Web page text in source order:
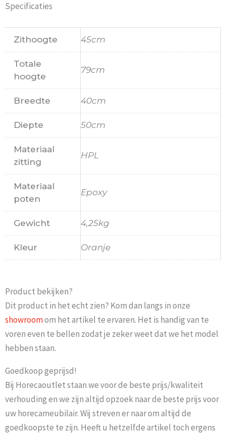
Specificaties
Zithoogte 45cm
Totale
hoogte
79cm
Breedte 40cm
Diepte 50cm
Materiaal
zitting
HPL
Materiaal
poten
Epoxy
Gewicht 4,25kg
Kleur Oranje
Product bekijken?
Dit product in het echt zien? Kom dan langs in onze
showroomom het artikel te ervaren. Het is handig van te
voren even te bellen zodat je zeker weet dat we het model
hebben staan.
Goedkoop geprijsd!
Bij Horecaoutlet staan we voor de beste prijs/kwaliteit
verhouding en we zijn altijd opzoek naar de beste prijs voor
uw horecameubilair. Wij streven er naar om altijd de
goedkoopste te zijn. Heeft u hetzelfde artikel toch ergens